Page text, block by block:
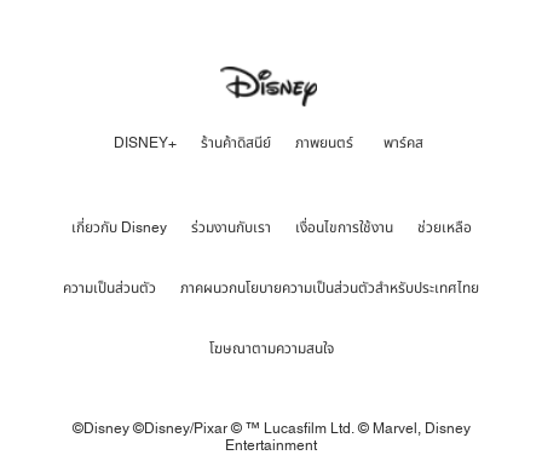
DISNEY+ ร้านค้าดิสนีย์ ภาพยนตร์ พาร์คส
เกี่ยวกับ Disney ร่วมงานกับเรา เงื่อนไขการใช้งาน ช่วยเหลือ
ความเป็นส่วนตัว ภาคผนวกนโยบายความเป็นส่วนตัวสำหรับประเทศไทย
โฆษณาตามความสนใจ
©Disney ©Disney/Pixar © ™ Lucasfilm Ltd. © Marvel, Disney
Entertainment